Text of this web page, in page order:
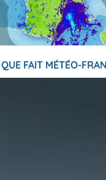
QUE FAIT MÉTÉO-